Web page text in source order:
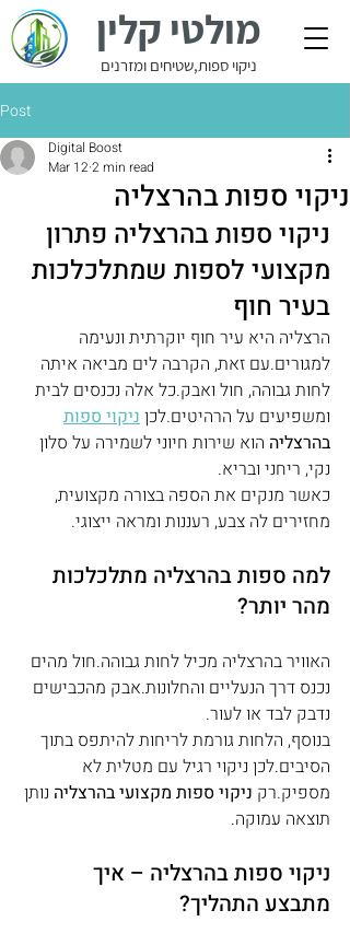
מולטי קלין
ניקוי ספות,שטיחים ומזרנים
Post
ניקוי ספות בהרצליה
Digital Boost
Mar 12 2 min read
ניקוי ספות בהרצליה פתרון
מקצועי לספות שמתלכלכות
בעיר חוף
הרצליה היא עיר חוף יוקרתית ונעימה
למגורים.עם זאת, הקרבה לים מביאה איתה
לחות גבוהה, חול ואבק.כל אלה נכנסים לבית
ומשפיעים על הרהיטים.לכן ניקוי ספות
בהרצליה הוא שירות חיוני לשמירה על סלון
נקי, ריחני ובריא.
כאשר מנקים את הספה בצורה מקצועית,
מחזירים לה צבע, רעננות ומראה ייצוגי.
למה ספות בהרצליה מתלכלכות
מהר יותר?
האוויר בהרצליה מכיל לחות גבוהה.חול מהים
נכנס דרך הנעליים והחלונות.אבק מהכבישים
נדבק לבד או לעור.
בנוסף, הלחות גורמת לריחות להיתפס בתוך
הסיבים.לכן ניקוי רגיל עם מטלית לא
מספיק.רק ניקוי ספות מקצועי בהרצליה נותן
תוצאה עמוקה.
ניקוי ספות בהרצליה – איך
מתבצע התהליך?